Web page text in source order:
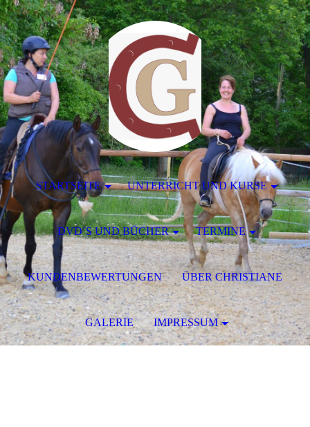
STARTSEITE UNTERRICHT UND KURSE
DVD´S UND BÜCHER TERMINE
KUNDENBEWERTUNGEN ÜBER CHRISTIANE
GALERIE IMPRESSUM